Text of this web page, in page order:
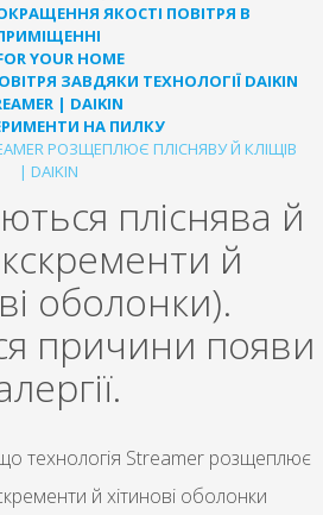
ЯКОСТІ ПОВІТРЯ В
YOUR HOME
ЗАВДЯКИ ТЕХНОЛОГІЇ DAIKIN
| DAIKIN
НА ПИЛКУ
РОЗЩЕПЛЮЄ ПЛІСНЯВУ Й КЛІЩІВ
| DAIKIN
пліснява й
й
оболонки).
причини появи
технологія Streamer розщеплює
й хітинові оболонки